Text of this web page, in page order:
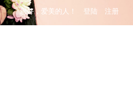
您好，爱美的人！ 登陆 注册